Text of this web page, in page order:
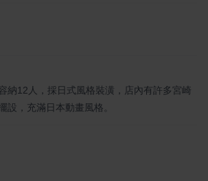
納12人，採日式風格裝潢，店內有許多宮崎
設，充滿日本動畫風格。